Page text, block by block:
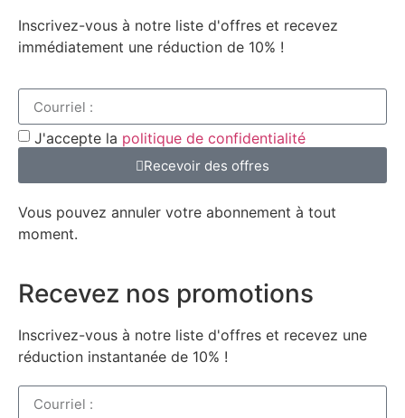
Inscrivez-vous à notre liste d'offres et recevez
immédiatement une réduction de 10% !
J'accepte la politique de confidentialité
Recevoir des offres
Vous pouvez annuler votre abonnement à tout
moment.
Recevez nos promotions
Inscrivez-vous à notre liste d'offres et recevez une
réduction instantanée de 10% !